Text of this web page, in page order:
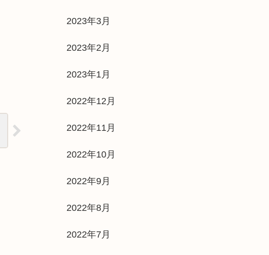
2023年3月
2023年2月
2023年1月
2022年12月
2022年11月
2022年10月
2022年9月
2022年8月
2022年7月